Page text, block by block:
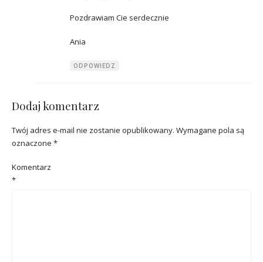
Pozdrawiam Cie serdecznie
Ania
ODPOWIEDZ
Dodaj komentarz
Twój adres e-mail nie zostanie opublikowany. Wymagane pola są
oznaczone *
Komentarz
*